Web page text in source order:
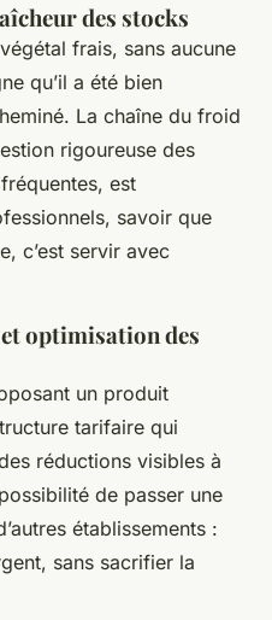
des stocks
frais, sans aucune
qu’il a été bien
La chaîne du froid
rigoureuse des
est
savoir que
c’est servir avec
optimisation des
un produit
tarifaire qui
réductions visibles à
de passer une
établissements :
sans sacrifier la